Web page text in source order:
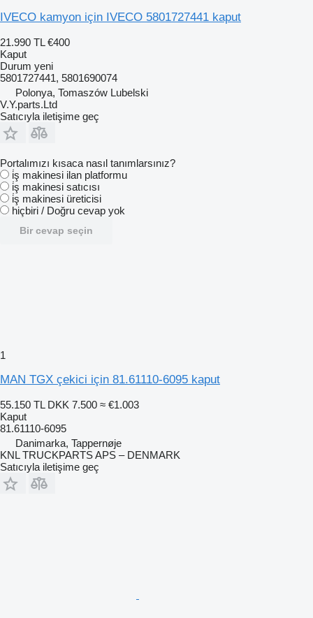
IVECO kamyon için IVECO 5801727441 kaput
21.990 TL €400
Kaput
Durum yeni
5801727441, 5801690074
Polonya, Tomaszów Lubelski
V.Y.parts.Ltd
Satıcıyla iletişime geç
Portalımızı kısaca nasıl tanımlarsınız?
i̇ş makinesi ilan platformu
i̇ş makinesi satıcısı
i̇ş makinesi üreticisi
hiçbiri / Doğru cevap yok
Bir cevap seçin
1
MAN TGX çekici için 81.61110-6095 kaput
55.150 TL DKK 7.500 ≈ €1.003
Kaput
81.61110-6095
Danimarka, Tappernøje
KNL TRUCKPARTS APS – DENMARK
Satıcıyla iletişime geç